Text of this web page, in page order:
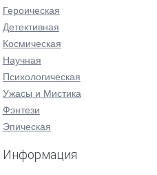
Героическая
Детективная
Космическая
Научная
Психологическая
Ужасы и Мистика
Фэнтези
Эпическая
Информация